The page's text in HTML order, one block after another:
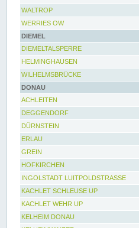
WALTROP
WERRIES OW
DIEMEL
DIEMELTALSPERRE
HELMINGHAUSEN
WILHELMSBRÜCKE
DONAU
ACHLEITEN
DEGGENDORF
DÜRNSTEIN
ERLAU
GREIN
HOFKIRCHEN
INGOLSTADT LUITPOLDSTRASSE
KACHLET SCHLEUSE UP
KACHLET WEHR UP
KELHEIM DONAU